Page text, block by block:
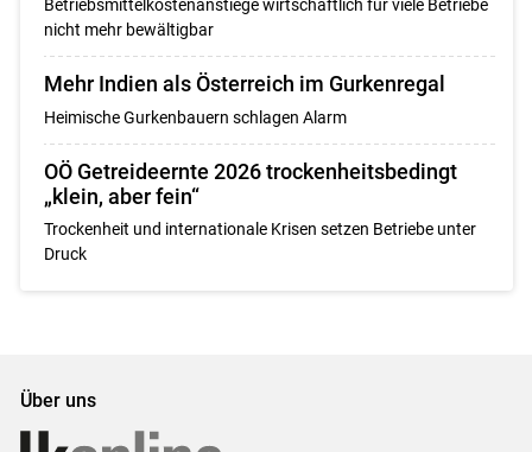
Betriebsmittelkostenanstiege wirtschaftlich für viele Betriebe
nicht mehr bewältigbar
Mehr Indien als Österreich im Gurkenregal
Heimische Gurkenbauern schlagen Alarm
OÖ Getreideernte 2026 trockenheitsbedingt
„klein, aber fein“
Trockenheit und internationale Krisen setzen Betriebe unter
Druck
Über uns